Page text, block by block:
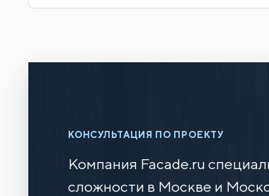
КОНСУЛЬТАЦИЯ ПО ПРОЕКТУ
Компания Facade.ru
сложности в Москве и